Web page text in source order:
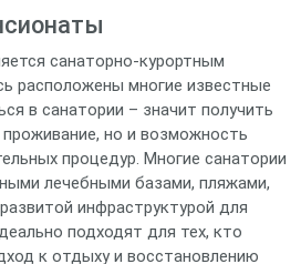
санаторно-курортным
расположены многие известные
в санатории – значит получить
но и возможность
процедур. Многие санатории
лечебными базами, пляжами,
инфраструктурой для
подходят для тех, кто
к отдыху и восстановлению